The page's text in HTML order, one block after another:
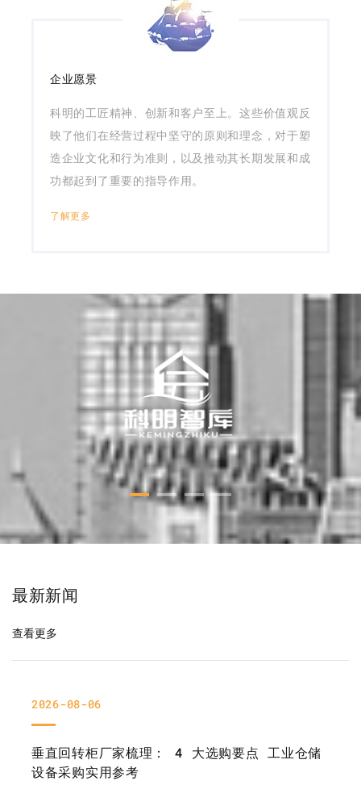
企业愿景
科明的工匠精神、创新和客户至上。这些价值观反
映了他们在经营过程中坚守的原则和理念，对于塑
造企业文化和行为准则，以及推动其长期发展和成
功都起到了重要的指导作用。
了解更多
最新新闻
查看更多
2026-08-06
垂直回转柜厂家梳理： 4 大选购要点 工业仓储
设备采购实用参考